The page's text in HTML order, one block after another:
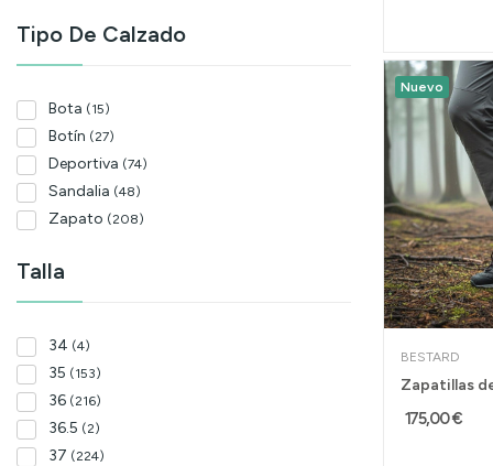
Tipo De Calzado
Bota (15)
Botín (27)
Deportiva (74)
Sandalia (48)
Zapato (208)
Talla
34 (4)
35 (153)
36 (216)
36.5 (2)
37 (224)
Nuevo
BESTARD
175,00 €